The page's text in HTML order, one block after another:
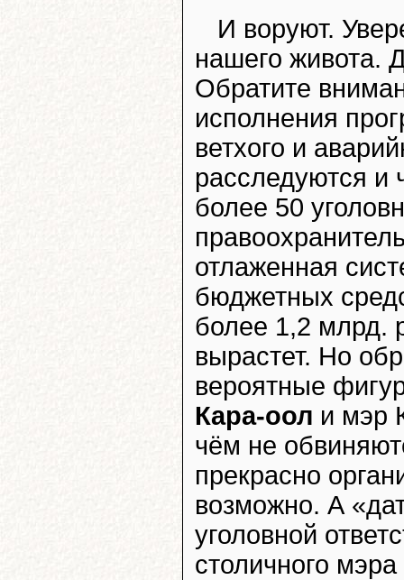
И воруют.
нашего живота.
Обратите
исполнения
ветхого и
расследуются и
более 50
отлаженная
бюджетных
более 1,2 млрд.
вырастет. Но
вероятные
Кара-оол и мэр
чём не
прекрасно
возможно. А
уголовной
столичного